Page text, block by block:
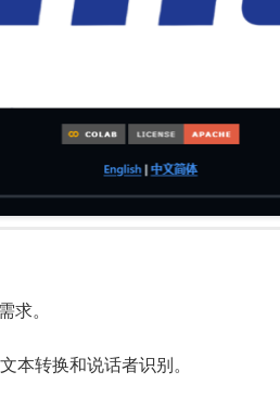
。
本转换和说话者识别。